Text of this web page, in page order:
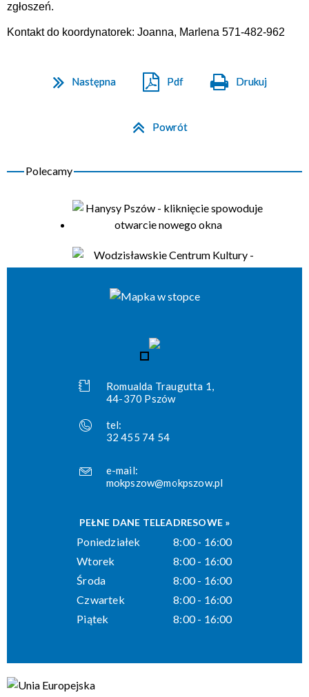
zgłoszeń.
Kontakt do koordynatorek: Joanna, Marlena 571-482-962
Następna Pdf Drukuj
Powrót
Romualda Traugutta 1,
44-370 Pszów
tel:
32 455 74 54
e-mail:
mokpszow@mokpszow.pl
PEŁNE DANE TELEADRESOWE »
Poniedziałek
8:00 - 16:00
Wtorek
8:00 - 16:00
Środa
8:00 - 16:00
Czwartek
8:00 - 16:00
Piątek
8:00 - 16:00